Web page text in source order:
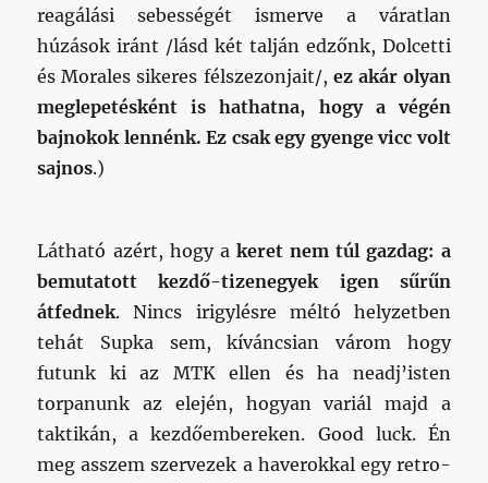
reagálási sebességét ismerve a váratlan
húzások iránt /lásd két talján edzőnk, Dolcetti
és Morales sikeres félszezonjait/, ez akár olyan
meglepetésként is hathatna, hogy a végén
bajnokok lennénk. Ez csak egy gyenge vicc volt
sajnos.)
Látható azért, hogy akeret nem túl gazdag: a
bemutatott kezdő-tizenegyek igen sűrűn
átfednek. Nincs irigylésre méltó helyzetben
tehát Supka sem, kíváncsian várom hogy
futunk ki az MTK ellen és ha neadj’isten
torpanunk az elején, hogyan variál majd a
taktikán, a kezdőembereken. Good luck. Én
meg asszem szervezek a haverokkal egy retro-